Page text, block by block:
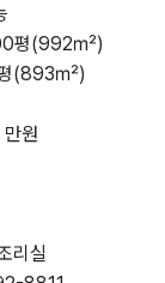
평(992㎡)
(893㎡)
원
리실